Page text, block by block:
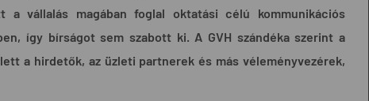
a vállalás magában foglal oktatási célú kommunikációs
így bírságot sem szabott ki. A GVH szándéka szerint a
a hirdetők, az üzleti partnerek és más véleményvezérek,